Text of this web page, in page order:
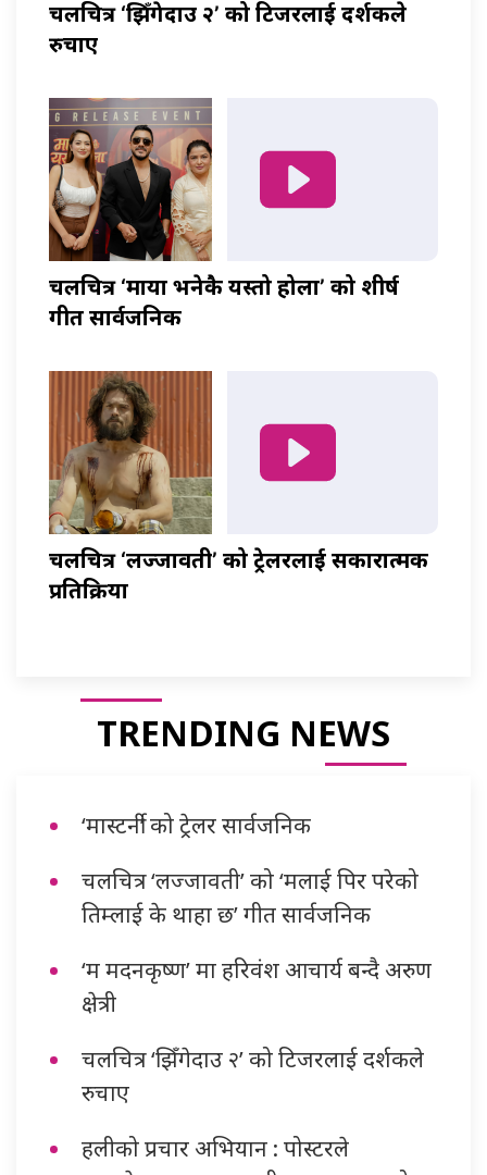
चलचित्र ‘झिँगेदाउ २’ को टिजरलाई दर्शकले
रुचाए
चलचित्र ‘माया भनेकै यस्तो होला’ को शीर्ष
गीत सार्वजनिक
चलचित्र ‘लज्जावती’ को ट्रेलरलाई सकारात्मक
प्रतिक्रिया
TRENDING NEWS
‘मास्टर्नी’ को ट्रेलर सार्वजनिक
चलचित्र ‘लज्जावती’ को ‘मलाई पिर परेको
तिम्लाई के थाहा छ’ गीत सार्वजनिक
‘म मदनकृष्ण’ मा हरिवंश आचार्य बन्दै अरुण
क्षेत्री
चलचित्र ‘झिँगेदाउ २’ को टिजरलाई दर्शकले
रुचाए
हलीको प्रचार अभियान : पोस्टरले